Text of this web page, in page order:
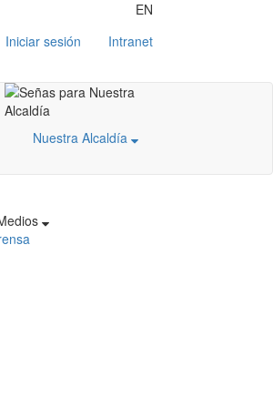
EN
Iniciar sesión Intranet
Nuestra Alcaldía